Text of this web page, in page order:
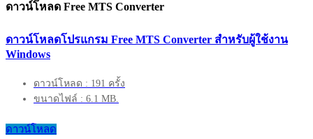
ดาวน์โหลด Free MTS Converter
ดาวน์โหลดโปรแกรม Free MTS Converter สำหรับผู้ใช้งาน
Windows
ดาวน์โหลด : 191 ครั้ง
ขนาดไฟล์ : 6.1 MB.
ดาวน์โหลด